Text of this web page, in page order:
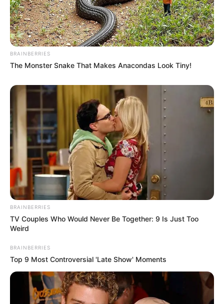
BRAINBERRIES
The Monster Snake That Makes Anacondas Look Tiny!
BRAINBERRIES
TV Couples Who Would Never Be Together: 9 Is Just Too
Weird
BRAINBERRIES
Top 9 Most Controversial 'Late Show' Moments